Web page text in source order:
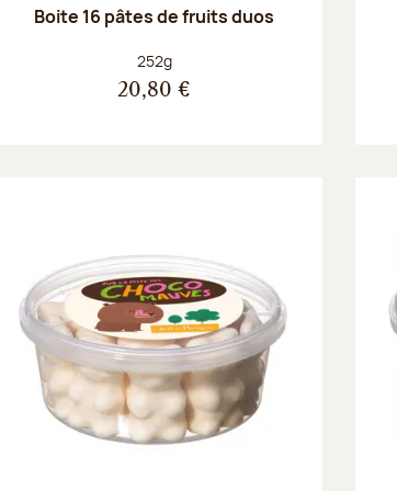
Boite 16 pâtes de fruits duos
Poids net :
252g
20,80 €